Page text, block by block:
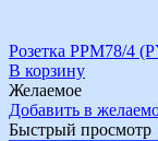
Розетка РРМ78/4
В корзину
Желаемое
Добавить в
Быстрый просмотр